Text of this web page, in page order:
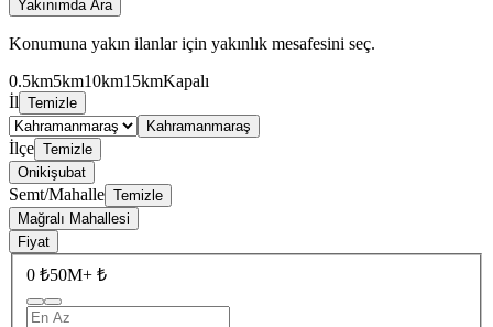
Yakınımda Ara
Konumuna yakın ilanlar için yakınlık mesafesini seç.
0.5km5km10km15kmKapalı
İl Temizle
Kahramanmaraş
İlçe Temizle
Onikişubat
Semt/Mahalle Temizle
Mağralı Mahallesi
Fiyat
0 ₺50M+ ₺